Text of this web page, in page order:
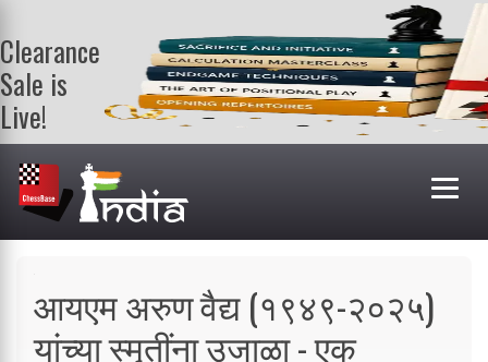
Clearance
Sale is
Live!
Get a FREE
book on
purchasing 2
or more
books. Valid
आयएम अरुण वैद्य (१९४९-२०२५)
यांच्या स्मृतींना उजाळा - एक